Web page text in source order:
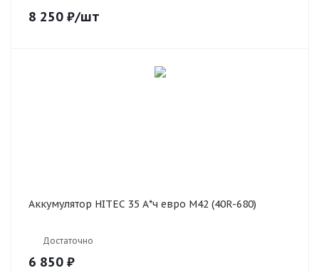
8 250 ₽/шт
Аккумулятор HITEC 35 А*ч евро M42 (40R-680)
Достаточно
6 850 ₽